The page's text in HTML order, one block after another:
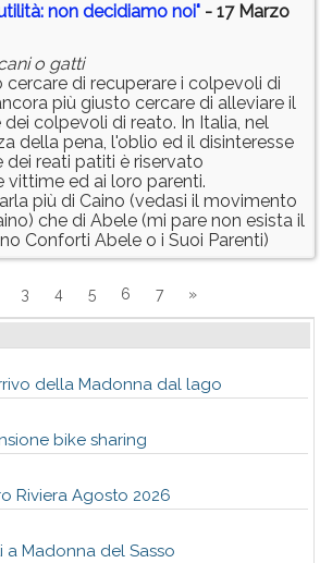
non decidiamo noi" - 17 Marzo
o gatti
cercare di recuperare i colpevoli di
più giusto cercare di alleviare il
colpevoli di reato. In Italia, nel
della pena, l'oblio ed il disinteresse
reati patiti è riservato
vittime ed ai loro parenti.
più di Caino (vedasi il movimento
che di Abele (mi pare non esista il
Conforti Abele o i Suoi Parenti)
3 4 5 6 7 »
della Madonna dal lago
bike sharing
Riviera Agosto 2026
a Madonna del Sasso